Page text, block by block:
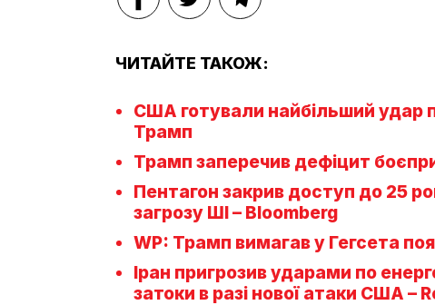
ЧИТАЙТЕ ТАКОЖ:
США готували найбільший удар по
Трамп
Трамп заперечив дефіцит
Пентагон закрив доступ до 25
загрозу ШІ – Bloomberg
WP: Трамп вимагав у Гегсета
Іран пригрозив ударами по
затоки в разі нової атаки США –